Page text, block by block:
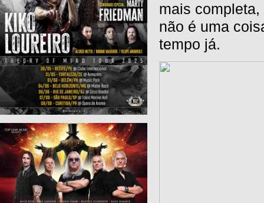
mais
não é uma
tempo já.